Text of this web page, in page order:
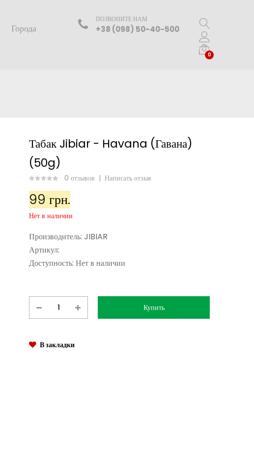
Города
ПОЗВОНИТЕ НАМ
+38 (098) 50-40-500
0
Табак Jibiar - Havana (Гавана)
(50g)
0 отзывов | Написать отзыв
99 грн.
Нет в наличии
Производитель: JIBIAR
Артикул:
Доступность: Нет в наличии
В закладки